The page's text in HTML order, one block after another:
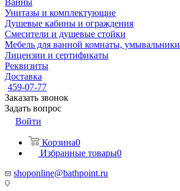
Ванны
Унитазы и комплектующие
Душевые кабины и ограждения
Смесители и душевые стойки
Мебель для ванной комнаты, умывальники
Лицензии и сертификаты
Реквизиты
Доставка
459-07-77
Заказать звонок
Задать вопрос
Войти
Корзина0
Избранные товары0
shoponline@bathpoint.ru